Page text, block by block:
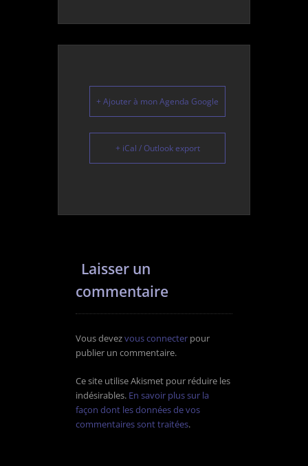
+ Ajouter à mon Agenda Google
+ iCal / Outlook export
Laisser un
commentaire
Vous devezvous connecter pour
publier un commentaire.
Ce site utilise Akismet pour réduire les
indésirables. En savoir plus sur la
façon dont les données de vos
commentaires sont traitées.